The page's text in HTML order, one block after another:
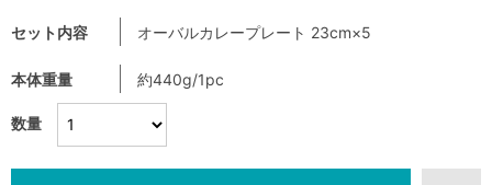
数量
セット内容 オーバルカレープレート 23cm×5
本体重量 約440g/1pc